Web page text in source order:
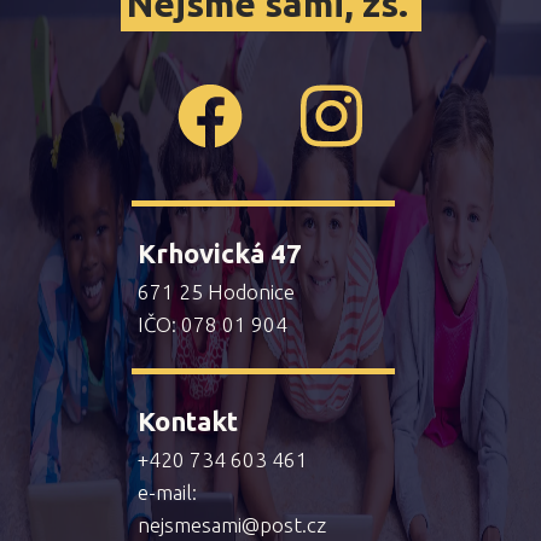
Kontakt
+420 734 603 461
e-mail:
nejsmesami@post.cz
Krhovická 47
671 25 Hodonice
IČO: 078 01 904